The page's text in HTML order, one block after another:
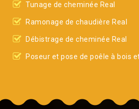
Tunage de cheminée Real
Ramonage de chaudière Real
Débistrage de cheminée Real
Poseur et pose de poêle à bois